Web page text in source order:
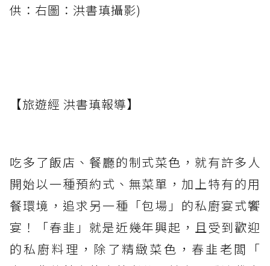
供：右圖：洪書瑱攝影)
【旅遊經 洪書瑱報導】
吃多了飯店、餐廳的制式菜色，就有許多人
開始以一種預約式、無菜單，加上特有的用
餐環境，追求另一種「包場」的私廚宴式饗
宴！「春韭」就是近幾年興起，且受到歡迎
的私廚料理，除了精緻菜色，春韭老闆「